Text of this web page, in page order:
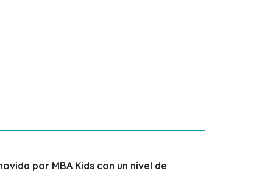
por MBA Kids con un nivel de